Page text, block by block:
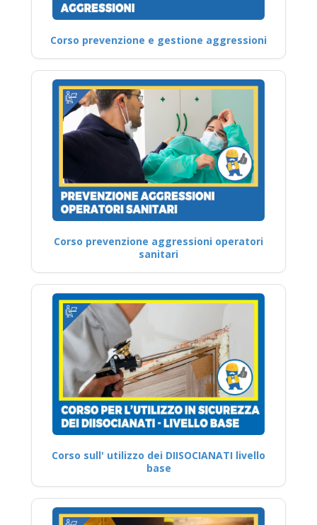
Corso prevenzione e gestione aggressioni
Corso prevenzione aggressioni operatori
sanitari
Corso sull' utilizzo dei DIISOCIANATI livello
base